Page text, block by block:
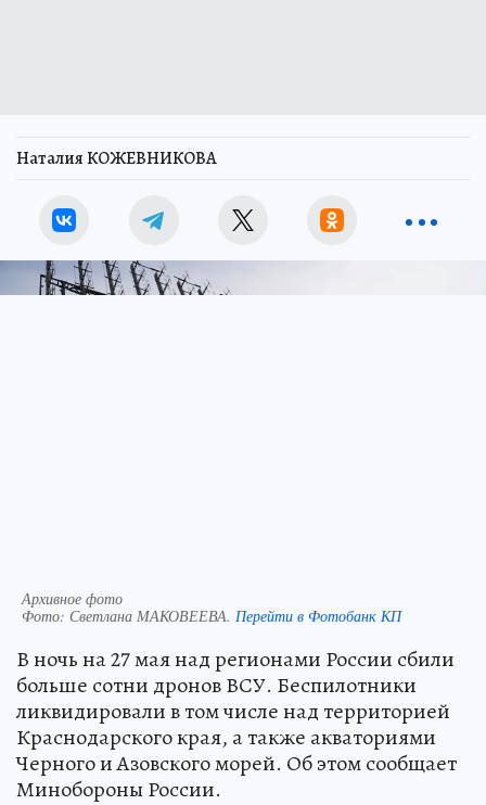
Наталия КОЖЕВНИКОВА
Архивное фото
Фото: Светлана МАКОВЕЕВА. Перейти в Фотобанк КП
В ночь на 27 мая над регионами России сбили
больше сотни дронов ВСУ. Беспилотники
ликвидировали в том числе над территорией
Краснодарского края, а также акваториями
Черного и Азовского морей. Об этом сообщает
Минобороны России.